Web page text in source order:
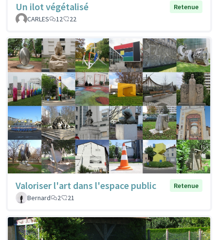
Un ilot végétalisé
Retenue
CARLES
12 22
Valoriser l'art dans l'espace public
Retenue
Bernard
2 21